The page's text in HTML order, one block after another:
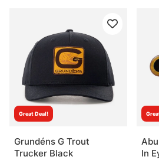
Great Deal!
Grundéns G Trout
Trucker Black
In